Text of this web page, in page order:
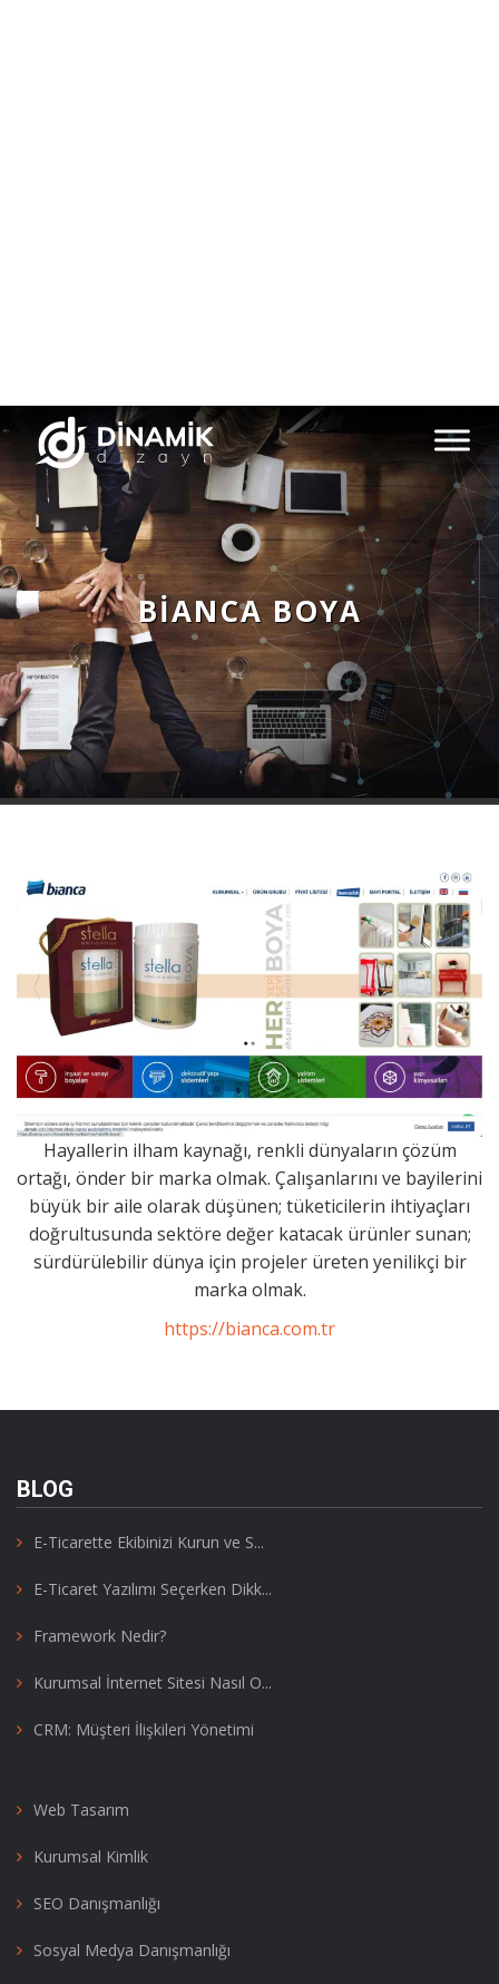
BIANCA BOYA
Hayallerin ilham kaynağı, renkli dünyaların çözüm
ortağı, önder bir marka olmak. Çalışanlarını ve bayilerini
büyük bir aile olarak düşünen; tüketicilerin ihtiyaçları
doğrultusunda sektöre değer katacak ürünler sunan;
sürdürülebilir dünya için projeler üreten yenilikçi bir
marka olmak.
https://bianca.com.tr
BLOG
E-Ticarette Ekibinizi Kurun ve S...
E-Ticaret Yazılımı Seçerken Dikk...
Framework Nedir?
Kurumsal İnternet Sitesi Nasıl O...
CRM: Müşteri İlişkileri Yönetimi
Web Tasarım
Kurumsal Kimlik
SEO Danışmanlığı
Sosyal Medya Danışmanlığı